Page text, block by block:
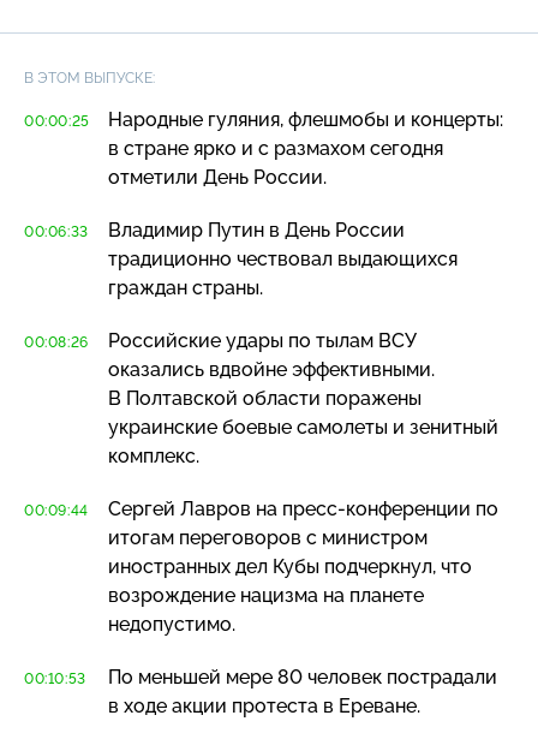
В ЭТОМ ВЫПУСКЕ:
00:00:25
Народные гуляния, флешмобы и концерты:
в стране ярко и с размахом сегодня
отметили День России.
00:06:33
Владимир Путин в День России
традиционно чествовал выдающихся
граждан страны.
00:08:26
Российские удары по тылам ВСУ
оказались вдвойне эффективными.
В Полтавской области поражены
украинские боевые самолеты и зенитный
комплекс.
00:09:44 Сергей Лавров на пресс-конференции по
итогам переговоров с министром
иностранных дел Кубы подчеркнул, что
возрождение нацизма на планете
недопустимо.
00:10:53
По меньшей мере 80 человек пострадали
в ходе акции протеста в Ереване.